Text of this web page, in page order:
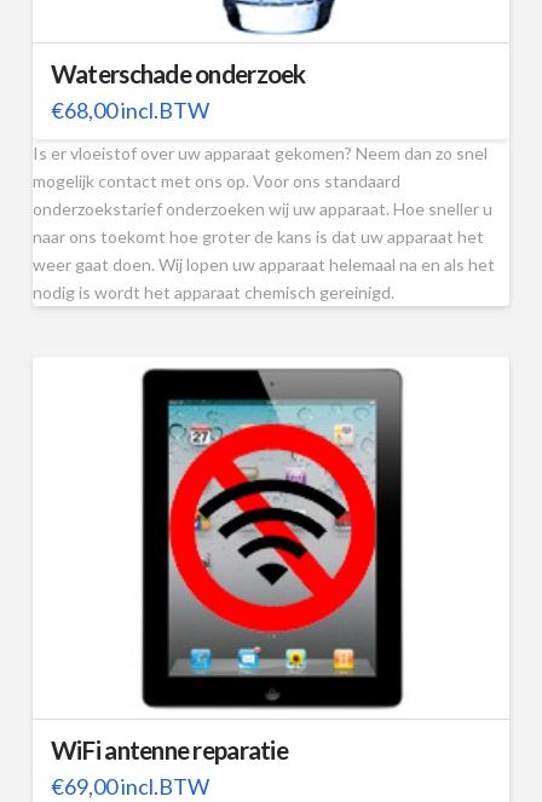
Waterschade onderzoek
€68,00incl.BTW
Is er vloeistof over uw apparaat gekomen? Neem dan zo snel
mogelijk contact met ons op. Voor ons standaard
onderzoekstarief onderzoeken wij uw apparaat. Hoe sneller u
naar ons toekomt hoe groter de kans is dat uw apparaat het
weer gaat doen. Wij lopen uw apparaat helemaal na en als het
nodig is wordt het apparaat chemisch gereinigd.
WiFi antenne reparatie
€69,00incl.BTW